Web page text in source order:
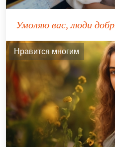
Умоляю вас, люди
Нравится многим